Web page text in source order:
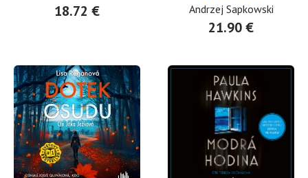
18.72 €
Andrzej Sapkowski
21.90 €